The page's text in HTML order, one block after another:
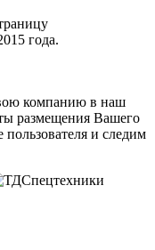
года.
компанию в наш
размещения Вашего
и следим